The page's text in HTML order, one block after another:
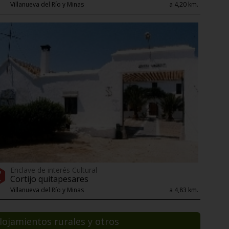
Villanueva del Río y Minas a 4,20 km.
Enclave de interés Cultural
Cortijo quitapesares
Villanueva del Río y Minas a 4,83 km.
rurales y otros